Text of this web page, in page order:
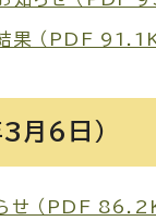
果 （PDF
月6日）
せ （PDF